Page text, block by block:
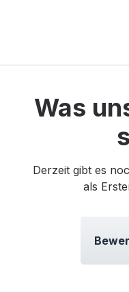
Was
Derzeit gibt es
als